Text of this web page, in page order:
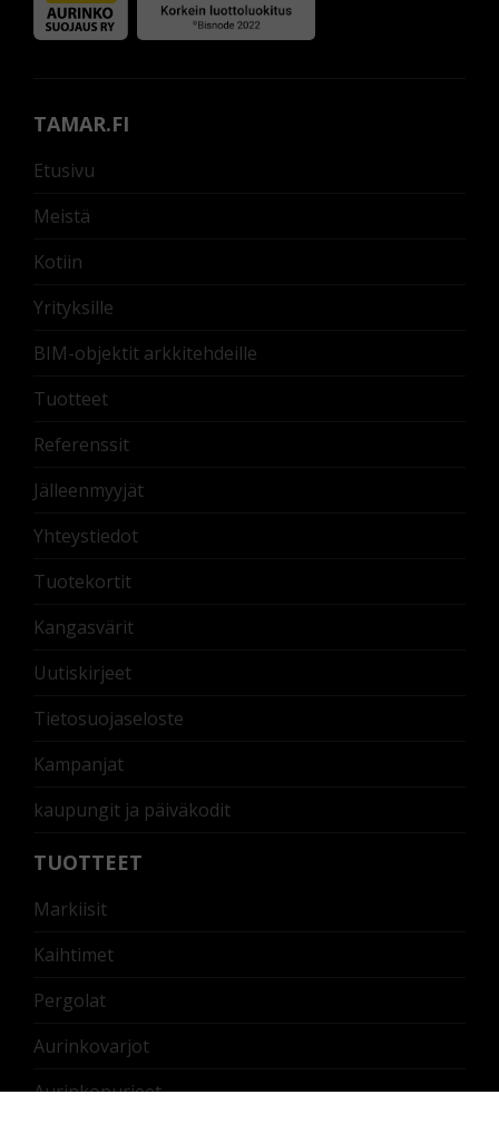
TAMAR.FI
Etusivu
Meistä
Kotiin
Yrityksille
BIM-objektit arkkitehdeille
Tuotteet
Referenssit
Jälleenmyyjät
Yhteystiedot
Tuotekortit
Kangasvärit
Uutiskirjeet
Tietosuojaseloste
Kampanjat
kaupungit ja päiväkodit
TUOTTEET
Markiisit
Kaihtimet
Pergolat
Aurinkovarjot
Aurinkopurjeet